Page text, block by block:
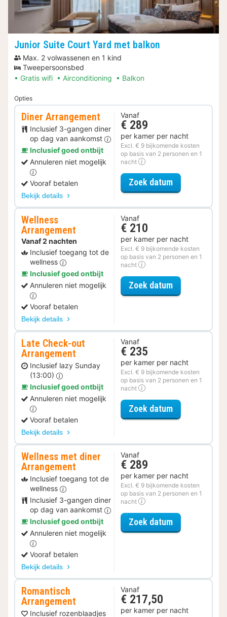
Junior Suite Court Yard met balkon
Max. 2 volwassenen en 1 kind
Tweepersoonsbed
Gratis wifi
Airconditioning Balkon
Opties
Diner Arrangement
Inclusief 3-gangen diner
op dag van aankomst
Inclusief goed ontbijt
Annuleren niet mogelijk
Vooraf betalen
Bekijk details
Vanaf
€ 289
per kamer per nacht
Excl. € 9 bijkomende kosten
op basis van 2 personen en 1
nacht
Zoek datumvoor Diner
Wellness
Arrangement
Vanaf 2 nachten
Inclusief toegang tot de
wellness
Inclusief goed ontbijt
Annuleren niet mogelijk
Vooraf betalen
Bekijk details
Vanaf
€ 210
per kamer per nacht
Excl. € 9 bijkomende kosten
op basis van 2 personen en 1
nacht
Zoek datumvoor
Late Check-out
Arrangement
Inclusief lazy Sunday
(13:00)
Inclusief goed ontbijt
Annuleren niet mogelijk
Vooraf betalen
Bekijk details
Vanaf
€ 235
per kamer per nacht
Excl. € 9 bijkomende kosten
op basis van 2 personen en 1
nacht
Zoek datumvoor Late
Wellness met diner
Arrangement
Inclusief toegang tot de
wellness
Inclusief 3-gangen diner
op dag van aankomst
Inclusief goed ontbijt
Annuleren niet mogelijk
Vooraf betalen
Bekijk details
Vanaf
€ 289
per kamer per nacht
Excl. € 9 bijkomende kosten
op basis van 2 personen en 1
nacht
Zoek datumvoor
Romantisch
Arrangement
Inclusief rozenblaadjes
Vanaf
€ 217,50
per kamer per nacht